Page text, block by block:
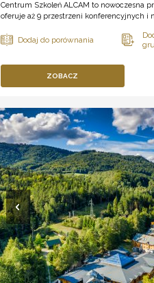
Centrum Szkoleń ALCAM to nowoczesna
oferuje aż 9 przestrzeni konferencyjnych i
ZOBACZ